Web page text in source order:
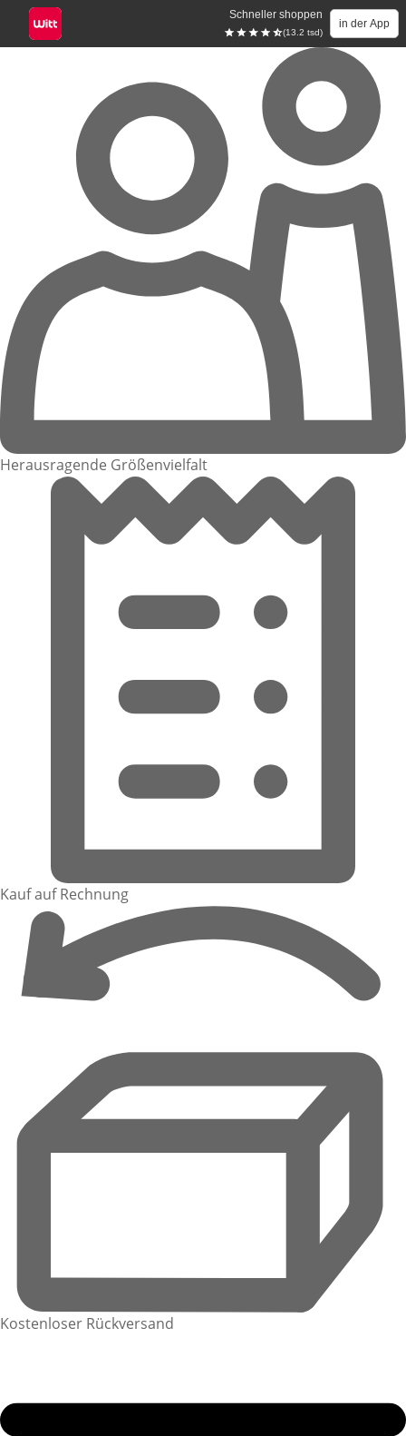
Schneller shoppen
(13.2 tsd)
in der App
Herausragende Größenvielfalt
Kauf auf Rechnung
Kostenloser Rückversand